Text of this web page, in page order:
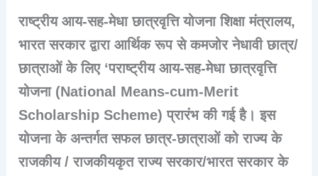
राष्ट्रीय आय-सह-मेधा छात्रवृत्ति योजना शिक्षा मंत्रालय,
भारत सरकार द्वारा आर्थिक रूप से कमजोर नेधावी छात्र/
छात्राओं के लिए ‘पराष्ट्रीय आय-सह-मेधा छात्रवृत्ति
योजना (National Means-cum-Merit
Scholarship Scheme) प्रारंभ की गई है। इस
योजना के अन्तर्गत सफल छात्र-छात्राओं को राज्य के
राजकीय / राजकीयकृत राज्य सरकार/भारत सरकार के